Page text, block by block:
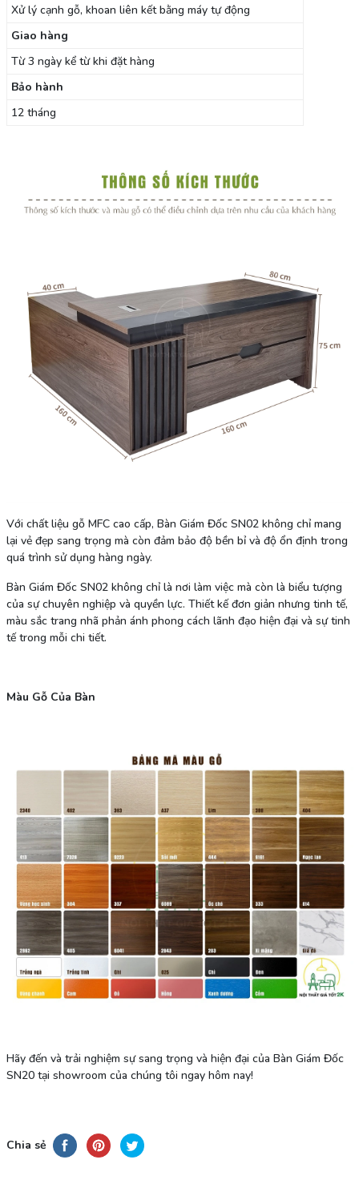
Xử lý cạnh gỗ, khoan liên kết bằng máy tự động
Giao hàng
Từ 3 ngày kể từ khi đặt hàng
Bảo hành
12 tháng
Với chất liệu gỗ MFC cao cấp, Bàn Giám Đốc SN02 không chỉ mang
lại vẻ đẹp sang trọng mà còn đảm bảo độ bền bỉ và độ ổn định trong
quá trình sử dụng hàng ngày.
Bàn Giám Đốc SN02 không chỉ là nơi làm việc mà còn là biểu tượng
của sự chuyên nghiệp và quyền lực. Thiết kế đơn giản nhưng tinh tế,
màu sắc trang nhã phản ánh phong cách lãnh đạo hiện đại và sự tinh
tế trong mỗi chi tiết.
Màu Gỗ Của Bàn
Hãy đến và trải nghiệm sự sang trọng và hiện đại của Bàn Giám Đốc
SN20 tại showroom của chúng tôi ngay hôm nay!
Chia sẻ